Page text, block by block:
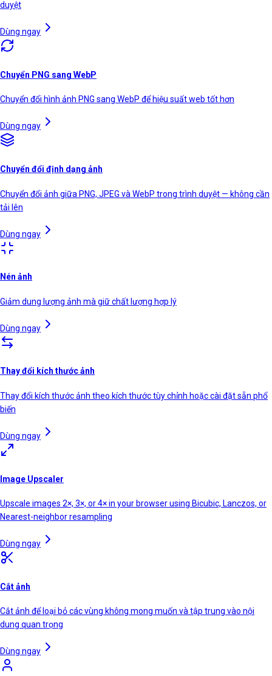
duyệt
Dùng ngay
Chuyển PNG sang WebP
Chuyển đổi hình ảnh PNG sang WebP để hiệu suất web tốt hơn
Dùng ngay
Chuyển đổi định dạng ảnh
Chuyển đổi ảnh giữa PNG, JPEG và WebP trong trình duyệt — không cần
tải lên
Dùng ngay
Nén ảnh
Giảm dung lượng ảnh mà giữ chất lượng hợp lý
Dùng ngay
Thay đổi kích thước ảnh
Thay đổi kích thước ảnh theo kích thước tùy chỉnh hoặc cài đặt sẵn phổ
biến
Dùng ngay
Image Upscaler
Upscale images 2×, 3×, or 4× in your browser using Bicubic, Lanczos, or
Nearest-neighbor resampling
Dùng ngay
Cắt ảnh
Cắt ảnh để loại bỏ các vùng không mong muốn và tập trung vào nội
dung quan trọng
Dùng ngay